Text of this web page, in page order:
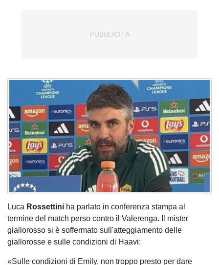
Luca Rossettini ha parlato in conferenza stampa al
termine del match perso contro il Valerenga. Il mister
giallorosso si è soffermato sull'atteggiamento delle
giallorosse e sulle condizioni di Haavi:
«Sulle condizioni di Emily, non troppo presto per dare